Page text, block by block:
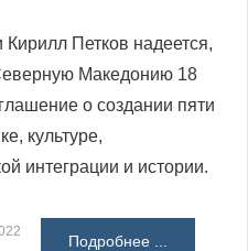
Петков надеется,
Македонию 18
о создании пяти
культуре,
интеграции и истории.
Подробнее ...